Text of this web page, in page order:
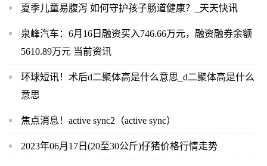
夏季儿童易腹泻 如何守护孩子肠道健康？_天天快讯
泉峰汽车：6月16日融资买入746.66万元，融资融券余额
5610.89万元 当前资讯
环球短讯！术后d二聚体高是什么意思_d二聚体高是什么
意思
焦点消息！active sync2（active sync）
2023年06月17日(20至30公斤)仔猪价格行情走势